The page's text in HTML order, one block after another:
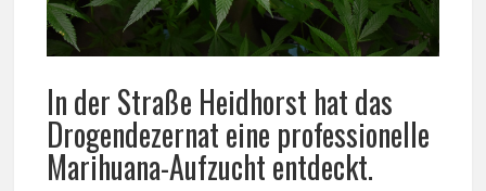
In der Straße Heidhorst hat das
Drogendezernat eine professionelle
Marihuana-Aufzucht entdeckt.